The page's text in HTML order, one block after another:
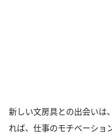
新しい文房具との出会いは
れば、仕事のモチベーショ